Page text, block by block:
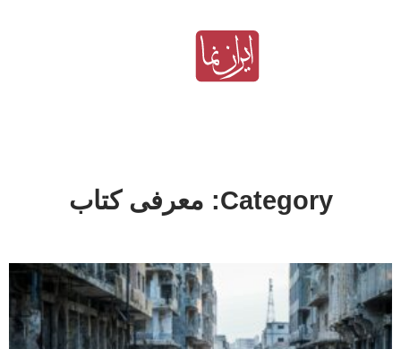
Category: معرفی کتاب